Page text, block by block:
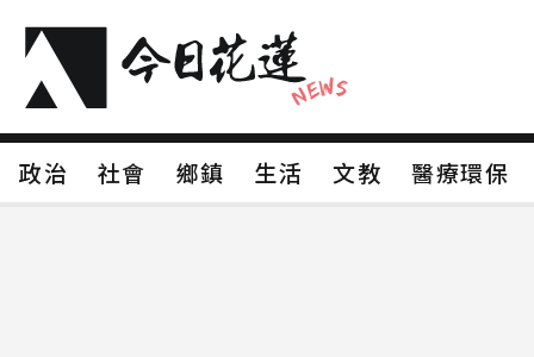
政治 社會 鄉鎮 生活 文教
醫療環保
政治 社會 鄉鎮 生活 文教 醫療環保